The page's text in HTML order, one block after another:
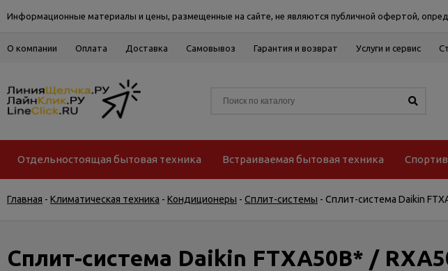
Информационные материалы и цены, размещенные на сайте, не являются публичной офертой,
О компании Оплата Доставка Самовывоз Гарантия и возврат Услуги и сервис
Отдельностоящая бытовая техника Встраиваемая бытовая техника
Главная - Климатическая техника - Кондиционеры - Сплит-системы - Сплит-система Daikin
Сплит-система Daikin FTXA50B* /